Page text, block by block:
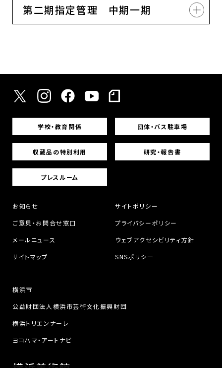
第二期指定管理 中期一期
学校・教育関係 団体・バス駐車場
収蔵品の特別利用 研究・報告書
プレスルーム
お知らせ
ご意見・お問合せ窓口
メールニュース
サイトマップ
サイトポリシー
プライバシーポリシー
ウェブアクセシビリティ方針
SNSポリシー
横浜市
公益財団法人横浜市芸術文化振興財団
横浜トリエンナーレ
ヨコハマ・アートナビ